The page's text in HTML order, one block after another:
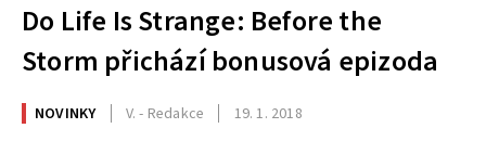
Do Life Is Strange: Before the
Storm přichází bonusová epizoda
NOVINKY V. - Redakce 19. 1. 2018